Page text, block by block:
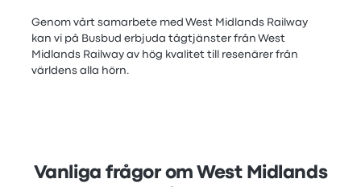
Genom vårt samarbete med West Midlands Railway
kan vi på Busbud erbjuda tågtjänster från West
Midlands Railway av hög kvalitet till resenärer från
världens alla hörn.
Vanliga frågor om West Midlands